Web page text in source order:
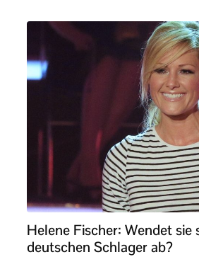
Helene Fischer: Wendet sie
deutschen Schlager ab?